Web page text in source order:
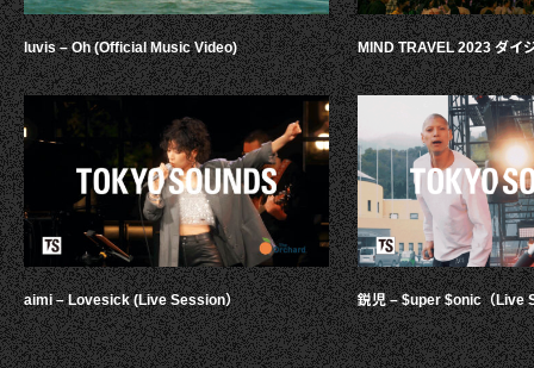
luvis – Oh (Official Music Video)
aimi – Lovesick (Live Session）
MIND TRAVEL 2023 ダイ
鋭児 – $uper $onic（Live